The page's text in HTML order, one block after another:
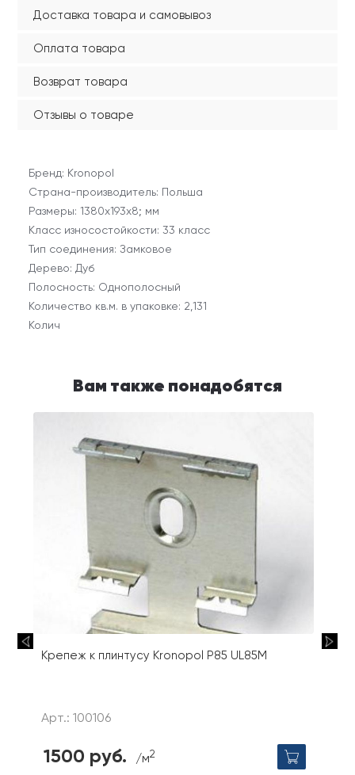
Доставка товара и самовывоз
Оплата товара
Возврат товара
Отзывы о товаре
Бренд: Kronopol
Страна-производитель: Польша
Размеры: 1380х193x8; мм
Класс износостойкости: 33 класс
Тип соединения: Замковое
Дерево: Дуб
Полосность: Однополосный
Количество кв.м. в упаковке: 2,131
Колич
Вам также понадобятся
Крепеж к плинтусу Kronopol P85 UL85M
Арт.: 100106
1500 руб. /м2